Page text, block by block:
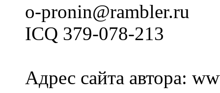
o-pronin@rambler.ru
ICQ 379-078-213
Адрес сайта автора: